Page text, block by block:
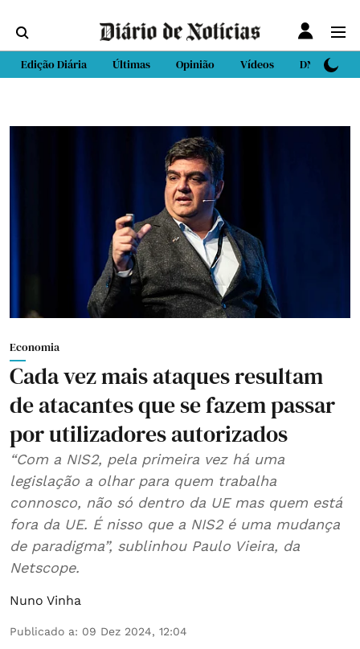
Edição Diária Últimas Opinião Vídeos DN Sport
Economia
Cada vez mais ataques resultam
de atacantes que se fazem passar
por utilizadores autorizados
“Com a NIS2, pela primeira vez há uma
legislação a olhar para quem trabalha
connosco, não só dentro da UE mas quem está
fora da UE. É nisso que a NIS2 é uma mudança
de paradigma”, sublinhou Paulo Vieira, da
Netscope.
Nuno Vinha
Publicado a: 09 Dez 2024, 12:04